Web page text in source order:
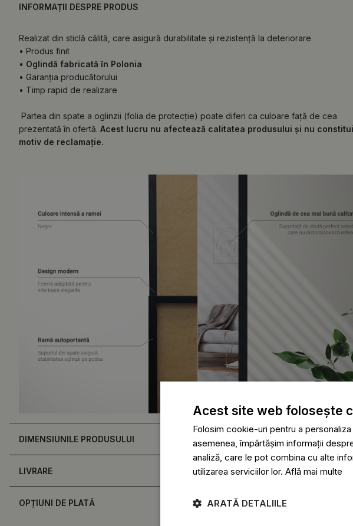
INFORMAȚII DESPRE PRODUS
Realizat din sticlă călită, care asigură durabilitate și rezistență la deteriorare
• Produs finit
• Oglindă fabricată în Polonia
• Garanția producătorului
• Timp rapid de realizare
Partea din spate a oglinzii (folia de protecție) poate diferi ca culoare față de cea
prezentată în ofertă. Acest lucru nu afectează calitatea produsului și nu
motiv de reclamație.
DIMENSIUNILE PRODUSULUI
LIVRARE
OPȚIUNI DE PLATĂ
Acest site web folosește
Folosim cookie-uri pentru a
asemenea, împărtășim informații
analiză, care le pot combina cu alte
utilizarea serviciilor lor. Află mai multe
ARATĂ DETALIILE